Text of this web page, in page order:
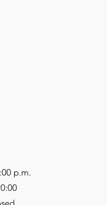
p.m.